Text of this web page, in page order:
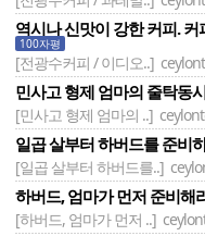
역시나 신맛이 강한 커피.
100자평
[전광수커피 / 이디오..]
민사고 형제 엄마의 줄탁동
[민사고 형제 엄마의 ..]
일곱 살부터 하버드를 준비
[일곱 살부터 하버드를..]
하버드, 엄마가 먼저 준비해
[하버드, 엄마가 먼저 ..]